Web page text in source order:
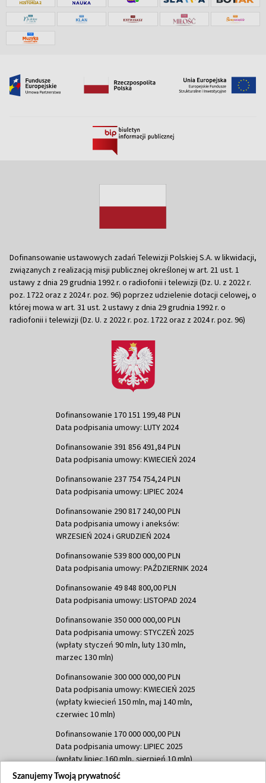
Dofinansowanie ustawowych zadań Telewizji Polskiej S.A. w likwidacji,
związanych z realizacją misji publicznej określonej w art. 21 ust. 1
ustawy z dnia 29 grudnia 1992 r. o radiofonii i telewizji (Dz. U. z 2022 r.
poz. 1722 oraz z 2024 r. poz. 96) poprzez udzielenie dotacji celowej, o
której mowa w art. 31 ust. 2 ustawy z dnia 29 grudnia 1992 r. o
radiofonii i telewizji (Dz. U. z 2022 r. poz. 1722 oraz z 2024 r. poz. 96)
Dofinansowanie 170 151 199,48 PLN
Data podpisania umowy: LUTY 2024
Dofinansowanie 391 856 491,84 PLN
Data podpisania umowy: KWIECIEŃ 2024
Dofinansowanie 237 754 754,24 PLN
Data podpisania umowy: LIPIEC 2024
Dofinansowanie 290 817 240,00 PLN
Data podpisania umowy i aneksów:
WRZESIEŃ 2024 i GRUDZIEŃ 2024
Dofinansowanie 539 800 000,00 PLN
Data podpisania umowy: PAŹDZIERNIK 2024
Dofinansowanie 49 848 800,00 PLN
Data podpisania umowy: LISTOPAD 2024
Dofinansowanie 350 000 000,00 PLN
Data podpisania umowy: STYCZEŃ 2025
(wpłaty styczeń 90 mln, luty 130 mln,
marzec 130 mln)
Dofinansowanie 300 000 000,00 PLN
Data podpisania umowy: KWIECIEŃ 2025
(wpłaty kwiecień 150 mln, maj 140 mln,
czerwiec 10 mln)
Dofinansowanie 170 000 000,00 PLN
Data podpisania umowy: LIPIEC 2025
(wpłaty lipiec 160 mln, sierpień 10 mln)
Dofinansowanie 60 000 000,00 PLN
Szanujemy Twoją prywatność